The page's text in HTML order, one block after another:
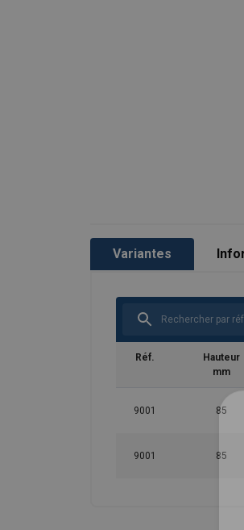
Variantes
Réf.
Hauteur
mm
9001 85
9001 85